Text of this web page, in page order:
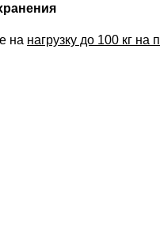
на нагрузку до 100 кг на